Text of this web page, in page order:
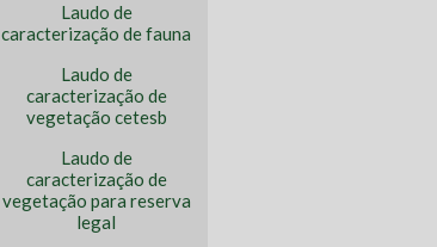
Laudo de
caracterização de fauna
Laudo de
caracterização de
vegetação cetesb
Laudo de
caracterização de
vegetação para reserva
legal